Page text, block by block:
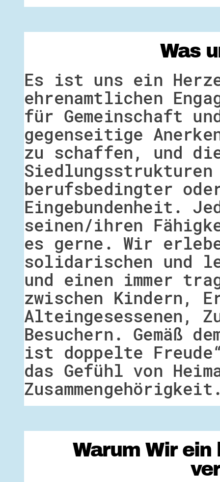
Was
Es ist uns ein
ehrenamtlichen
für Gemeinschaft
gegenseitige
zu schaffen, und
berufsbedingter
Eingebundenheit.
seinen/ihren
es gerne. Wir
solidarischen und
und einen immer
zwischen Kindern,
Alteingesessenen,
Besuchern. Gemäß
ist doppelte
das Gefühl von
Warum Wir